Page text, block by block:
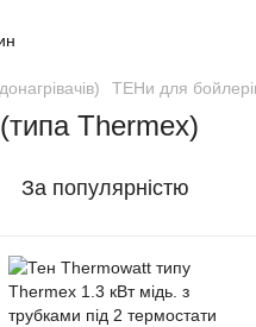
ТЕНи для
Thermex)
За популярністю